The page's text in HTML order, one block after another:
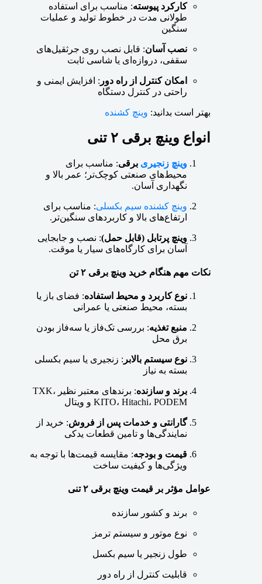
کارکرد پیوسته: مناسب برای استفاده
طولانی مدت در خطوط تولید و عملیات
سنگین
نصب آسان: قابل نصب روی جرثقیل‌های
سقفی، دروازه‌ای یا شاسی ثابت
امکان کنترل از راه دور : افزایش ایمنی و
راحتی در کنترل دستگاه
بهتر است بدانید: وینچ کشنده
انواع وینچ برقی ۲ تنی
وینچ زنجیری برقی: مناسب برای
محیط‌های صنعتی کوچک‌تر؛ عمر بالا و
نگهداری آسان.
وینچ کشنده سیم بکسلی: مناسب برای
ارتفاع‌های بالا و کاربردهای سنگین‌تر.
وینچ پرتابل (قابل حمل): نصب و جابجایی
آسان برای کارگاه‌های سیار یا موقت.
نکات مهم هنگام خرید وینچ برقی ۲ تن
نوع کاربرد و محیط استفاده: فضای باز یا
بسته، محیط صنعتی یا عمرانی
منبع تغذیه: بررسی تک‌فاز یا سه‌فاز بودن
برق محل
نوع سیستم بالابر : زنجیری یا سیم بکسلی
بسته به نیاز
برند و سازنده
: برندهای معتبر نظیر TXK،
KITO، Hitachi، PODEM و ویتال
گارانتی و خدمات پس از فروش: خرید از
نمایندگی‌ها و تامین قطعات یدکی
قیمت و بودجه: مقایسه قیمت‌ها با توجه به
ویژگی‌ها و کیفیت ساخت
عوامل مؤثر بر قیمت وینچ برقی ۲ تنی
برند و کشور سازنده
نوع موتور و سیستم ترمز
طول زنجیر یا سیم بکسل
قابلیت کنترل از راه دور